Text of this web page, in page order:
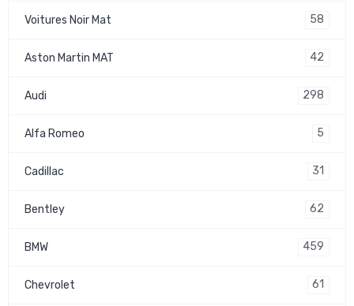
Voitures Noir Mat 58
Aston Martin MAT 42
Audi 298
Alfa Romeo 5
Cadillac 31
Bentley 62
BMW 459
Chevrolet 61